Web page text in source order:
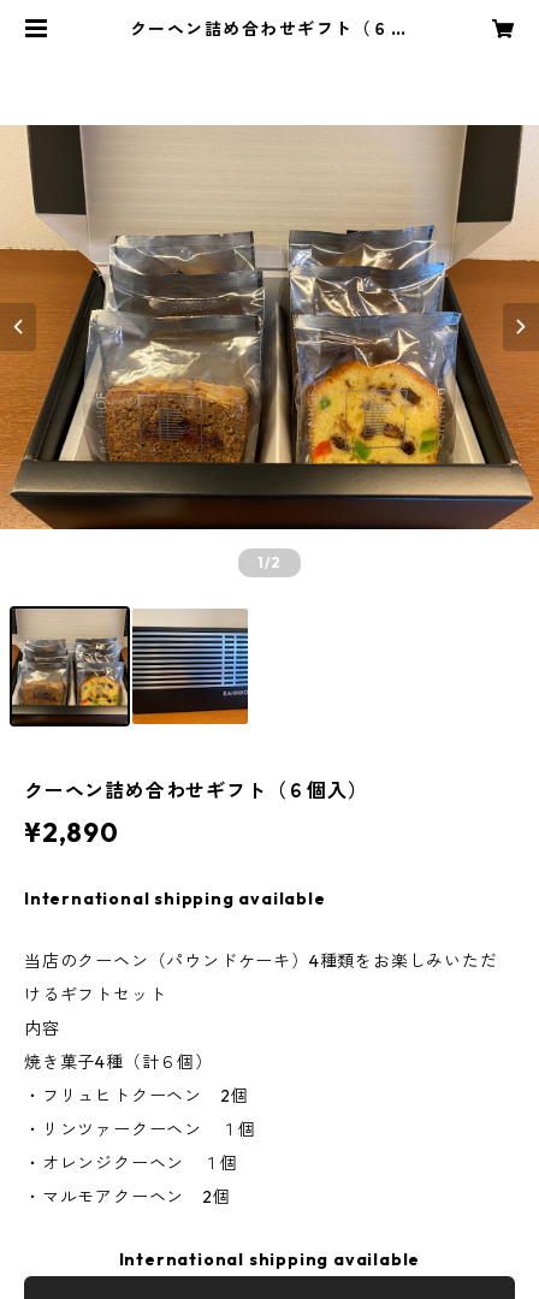
クーヘン詰め合わせギフト（６個
1/2
クーヘン詰め合わせギフト（６個入）
¥2,890
International shipping available
当店のクーヘン（パウンドケーキ）4種類をお楽しみいただ
けるギフトセット
内容
焼き菓子4種（計６個）
・フリュヒトクーヘン 2個
・リンツァークーヘン １個
・オレンジクーヘン １個
・マルモアクーヘン 2個
International shipping available